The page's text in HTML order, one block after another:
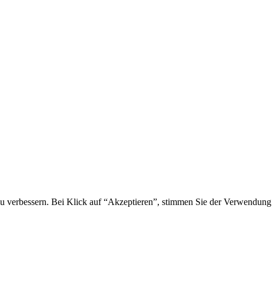
verbessern. Bei Klick auf “Akzeptieren”, stimmen Sie der Verwendung